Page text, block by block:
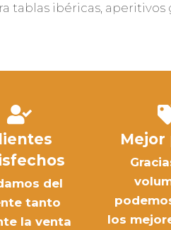
tablas ibéricas,
del
tanto
la venta
Mejor
los